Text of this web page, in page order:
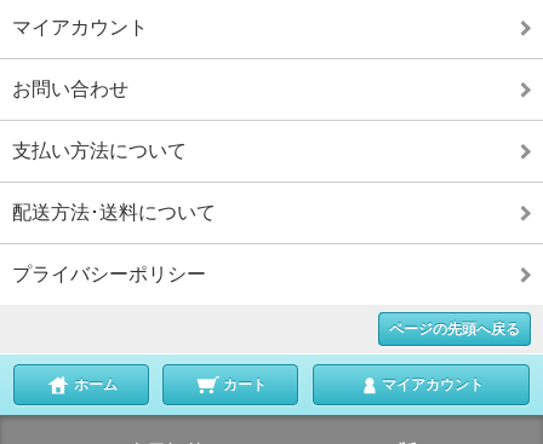
マイアカウント
お問い合わせ
支払い方法について
配送方法･送料について
プライバシーポリシー
ページの先頭へ戻る
ホーム カート マイアカウント